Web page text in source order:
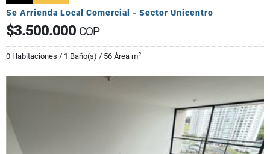
Se Arrienda Local Comercial - Sector Unicentro
$3.500.000 COP
0 Habitaciones / 1 Baño(s) / 56 Área m2